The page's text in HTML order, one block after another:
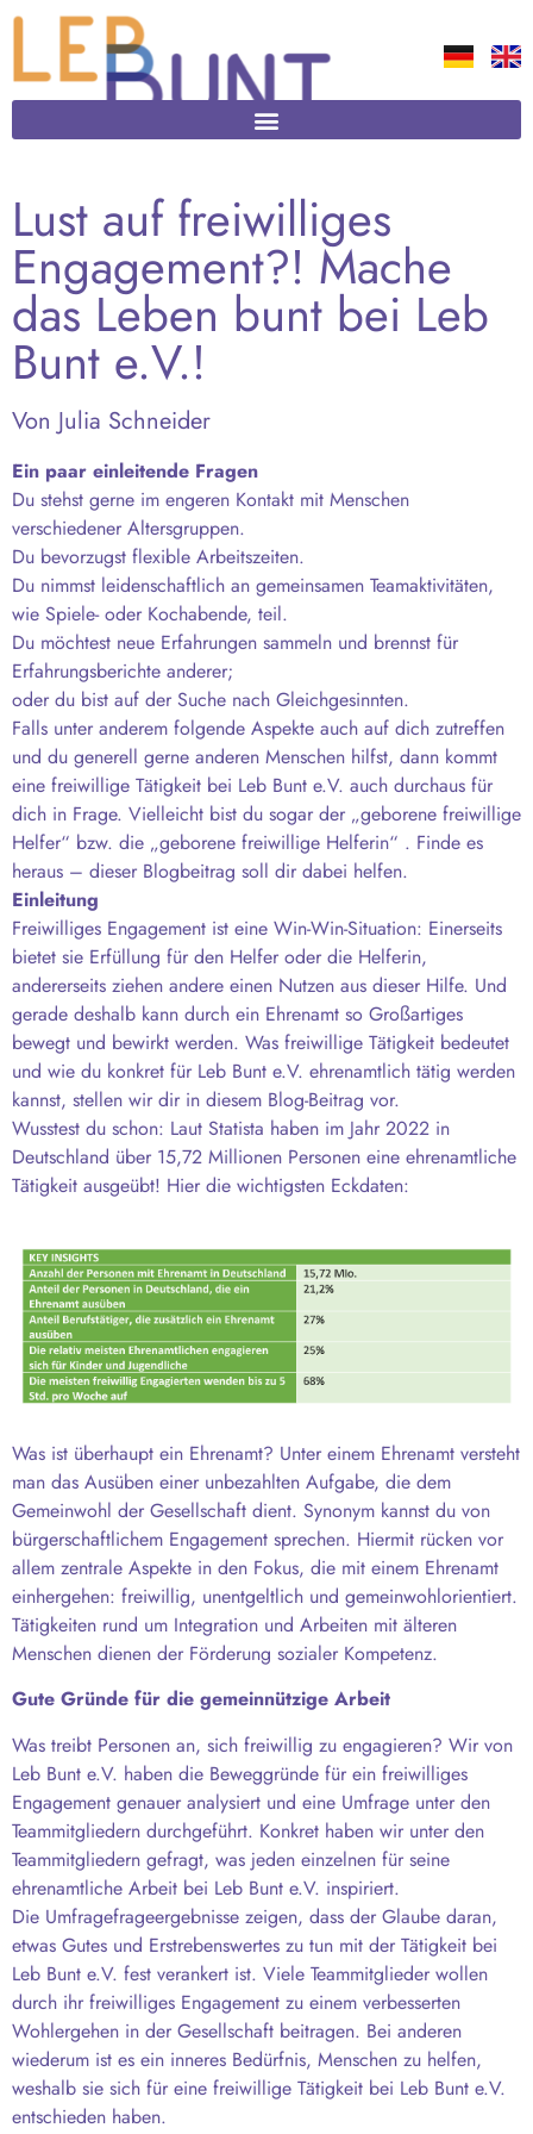
Lust auf freiwilliges
Engagement?! Mache
das Leben bunt bei Leb
Bunt e.V.!
Von Julia Schneider
Ein paar einleitende Fragen
Du stehst gerne im engeren Kontakt mit Menschen
verschiedener Altersgruppen.
Du bevorzugst flexible Arbeitszeiten.
Du nimmst leidenschaftlich an gemeinsamen Teamaktivitäten,
wie Spiele- oder Kochabende, teil.
Du möchtest neue Erfahrungen sammeln und brennst für
Erfahrungsberichte anderer;
oder du bist auf der Suche nach Gleichgesinnten.
Falls unter anderem folgende Aspekte auch auf dich zutreffen
und du generell gerne anderen Menschen hilfst, dann kommt
eine freiwillige Tätigkeit bei Leb Bunt e.V. auch durchaus für
dich in Frage. Vielleicht bist du sogar der „geborene freiwillige
Helfer“ bzw. die „geborene freiwillige Helferin“ . Finde es
heraus – dieser Blogbeitrag soll dir dabei helfen.
Einleitung
Freiwilliges Engagement ist eine Win-Win-Situation: Einerseits
bietet sie Erfüllung für den Helfer oder die Helferin,
andererseits ziehen andere einen Nutzen aus dieser Hilfe. Und
gerade deshalb kann durch ein Ehrenamt so Großartiges
bewegt und bewirkt werden. Was freiwillige Tätigkeit bedeutet
und wie du konkret für Leb Bunt e.V. ehrenamtlich tätig werden
kannst, stellen wir dir in diesem Blog-Beitrag vor.
Wusstest du schon: Laut Statista haben im Jahr 2022 in
Deutschland über 15,72 Millionen Personen eine ehrenamtliche
Tätigkeit ausgeübt! Hier die wichtigsten Eckdaten:
Was ist überhaupt ein Ehrenamt? Unter einem Ehrenamt versteht
man das Ausüben einer unbezahlten Aufgabe, die dem
Gemeinwohl der Gesellschaft dient. Synonym kannst du von
bürgerschaftlichem Engagement sprechen. Hiermit rücken vor
allem zentrale Aspekte in den Fokus, die mit einem Ehrenamt
einhergehen: freiwillig, unentgeltlich und gemeinwohlorientiert.
Tätigkeiten rund um Integration und Arbeiten mit älteren
Menschen dienen der Förderung sozialer Kompetenz.
Gute Gründe für die gemeinnützige Arbeit
Was treibt Personen an, sich freiwillig zu engagieren? Wir von
Leb Bunt e.V. haben die Beweggründe für ein freiwilliges
Engagement genauer analysiert und eine Umfrage unter den
Teammitgliedern durchgeführt. Konkret haben wir unter den
Teammitgliedern gefragt, was jeden einzelnen für seine
ehrenamtliche Arbeit bei Leb Bunt e.V. inspiriert.
Die Umfragefrageergebnisse zeigen, dass der Glaube daran,
etwas Gutes und Erstrebenswertes zu tun mit der Tätigkeit bei
Leb Bunt e.V. fest verankert ist. Viele Teammitglieder wollen
durch ihr freiwilliges Engagement zu einem verbesserten
Wohlergehen in der Gesellschaft beitragen. Bei anderen
wiederum ist es ein inneres Bedürfnis, Menschen zu helfen,
weshalb sie sich für eine freiwillige Tätigkeit bei Leb Bunt e.V.
entschieden haben.